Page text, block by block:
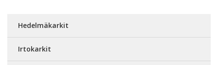
Hedelmäkarkit
Irtokarkit